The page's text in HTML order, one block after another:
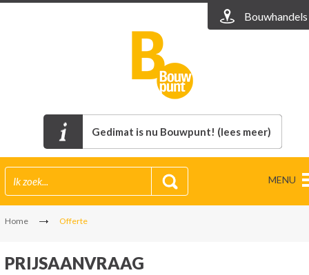
Bouwhandels
Gedimat is nu Bouwpunt! (lees meer)
MENU
Home Offerte
PRIJSAANVRAAG